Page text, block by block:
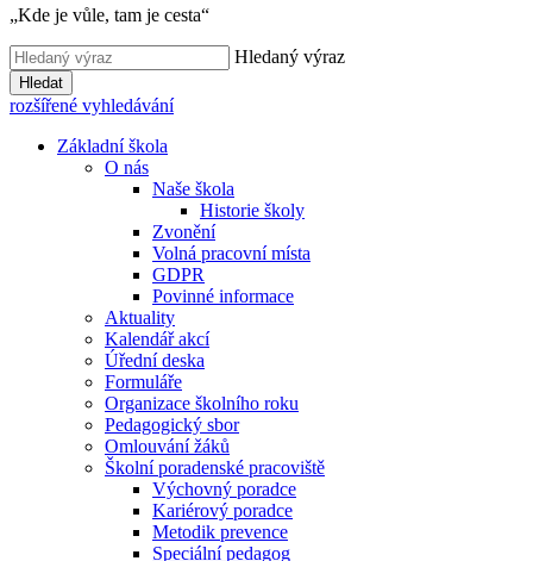
„Kde je vůle, tam je cesta“
Hledaný výraz
Hledat
rozšířené vyhledávání
Základní škola
O nás
Naše škola
Historie školy
Zvonění
Volná pracovní místa
GDPR
Povinné informace
Aktuality
Kalendář akcí
Úřední deska
Formuláře
Organizace školního roku
Pedagogický sbor
Omlouvání žáků
Školní poradenské pracoviště
Výchovný poradce
Kariérový poradce
Metodik prevence
Speciální pedagog